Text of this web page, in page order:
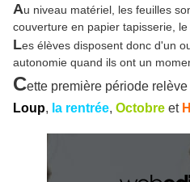
Au niveau matériel, les feuilles
couverture en papier tapisserie, le
Les élèves disposent donc d'un
autonomie quand ils ont un
Cette première période
Loup, a rentrée, Octobre et